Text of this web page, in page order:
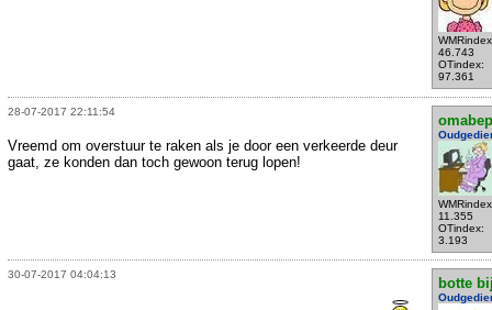
46.743
OTindex:
97.361
28-07-2017 22:11:54
omabep
11.355
OTindex:
3.193
Vreemd om overstuur te raken als je door een verkeerde deur
gaat, ze konden dan toch gewoon terug lopen!
30-07-2017 04:04:13
botte